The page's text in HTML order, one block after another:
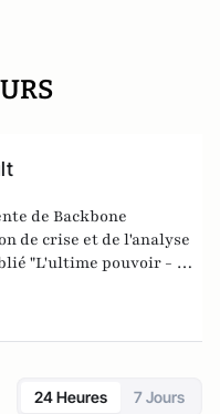
de Backbone
de crise et de l'analyse
"L'ultime pouvoir - La
(2023) aux éditions
24 Heures 7 Jours